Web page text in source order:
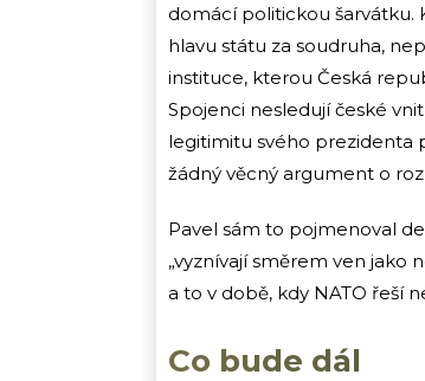
domácí politickou šarvátku.
hlavu státu za soudruha,
instituce, kterou Česká
Spojenci nesledují české
legitimitu svého prezidenta
žádný věcný argument o
Pavel sám to pojmenoval
„vyznívají směrem ven jako
a to v době, kdy NATO řeší
Co bude dál